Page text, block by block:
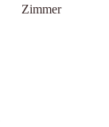
Zimmer